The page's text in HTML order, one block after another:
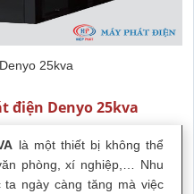
25kva
điện Denyo 25kva
là một thiết bị không thể
phòng, xí nghiệp,… Nhu
ngày càng tăng mà việc